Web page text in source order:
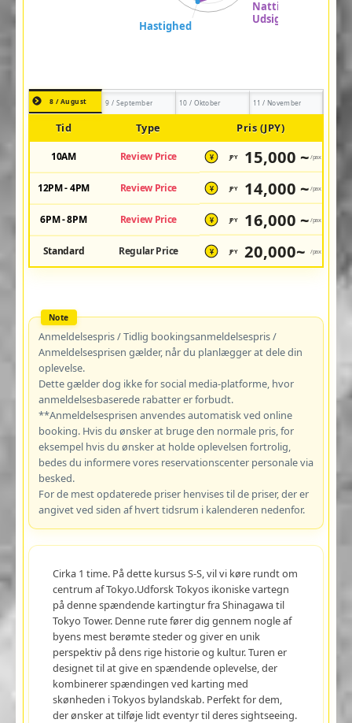
8 / August 9 / September 10 / Oktober 11 / November
Tid Type Pris (JPY)
10AM Review Price ¥ JPY 15,000 ~ /pax
12PM - 4PM Review Price ¥ JPY 14,000 ~ /pax
6PM - 8PM Review Price ¥ JPY 16,000 ~ /pax
Standard Regular Price ¥ JPY 20,000~ /pax
Anmeldelsespris / Tidlig bookingsanmeldelsespris /
Anmeldelsesprisen gælder, når du planlægger at dele din
oplevelse.
Dette gælder dog ikke for social media-platforme, hvor
anmeldelsesbaserede rabatter er forbudt.
**Anmeldelsesprisen anvendes automatisk ved online
booking. Hvis du ønsker at bruge den normale pris, for
eksempel hvis du ønsker at holde oplevelsen fortrolig,
bedes du informere vores reservationscenter personale via
besked.
For de mest opdaterede priser henvises til de priser, der er
angivet ved siden af hvert tidsrum i kalenderen nedenfor.
Cirka 1 time. På dette kursus S-S, vil vi køre rundt om
centrum af Tokyo.Udforsk Tokyos ikoniske vartegn
på denne spændende kartingtur fra Shinagawa til
Tokyo Tower. Denne rute fører dig gennem nogle af
byens mest berømte steder og giver en unik
perspektiv på dens rige historie og kultur. Turen er
designet til at give en spændende oplevelse, der
kombinerer spændingen ved karting med
skønheden i Tokyos bylandskab. Perfekt for dem,
der ønsker at tilføje lidt eventyr til deres sightseeing.